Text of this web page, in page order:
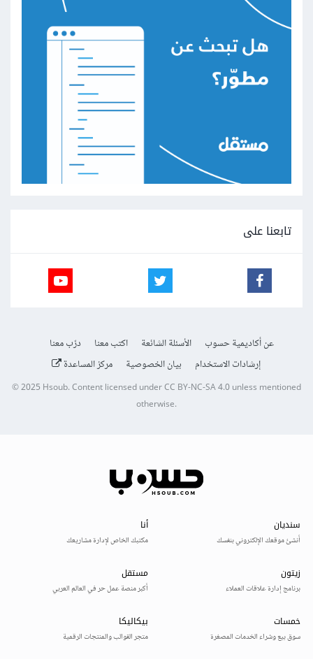
تابعنا على
عن أكاديمية حسوب الأسئلة الشائعة اكتب معنا
درّب معنا
إرشادات الاستخدام
بيان الخصوصية مركز المساعدة
© 2025Hsoub.Content licensed underCC BY-NC-SA 4.0unless mentioned
otherwise.